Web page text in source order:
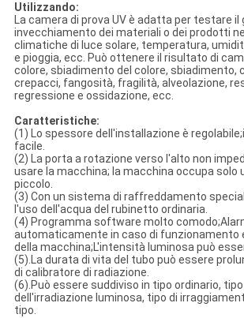
Utilizzando:
La camera di prova UV è adatta per testare il
invecchiamento dei materiali o dei prodotti
climatiche di luce solare, temperatura,
e pioggia, ecc. Può ottenere il risultato di
colore, sbiadimento del colore, sbiadimento,
crepacci, fangosità, fragilità, alveolazione,
regressione e ossidazione, ecc.
Caratteristiche:
(1) Lo spessore dell'installazione è
facile.
(2) La porta a rotazione verso l'alto non
usare la macchina; la macchina occupa solo
piccolo.
(3) Con un sistema di raffreddamento
l'uso dell'acqua del rubinetto ordinaria.
(4) Programma software molto
automaticamente in caso di funzionamento
della macchina;L'intensità luminosa può
(5).La durata di vita del tubo può essere
di calibratore di radiazione.
(6).Può essere suddiviso in tipo ordinario,
dell'irradiazione luminosa, tipo di
tipo.